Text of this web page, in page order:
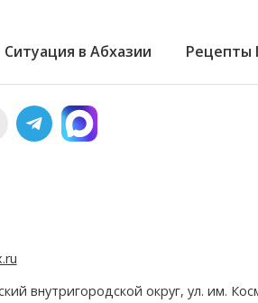
Ситуация в Абхазии Рецепты
внутригородской округ, ул. им.